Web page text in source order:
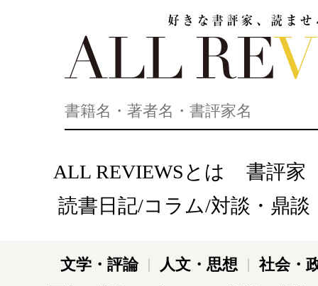
ALL REVIEWSとは
書評家
読書日記/コラム/対談・鼎談
文学・評論 人文・思想
社会・